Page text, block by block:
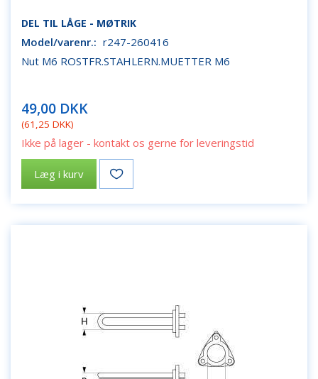
DEL TIL LÅGE - MØTRIK
Model/varenr.: r247-260416
Nut M6 ROSTFR.STAHLERN.MUETTER M6
49,00 DKK
(61,25 DKK)
Ikke på lager - kontakt os gerne for leveringstid
Læg i kurv